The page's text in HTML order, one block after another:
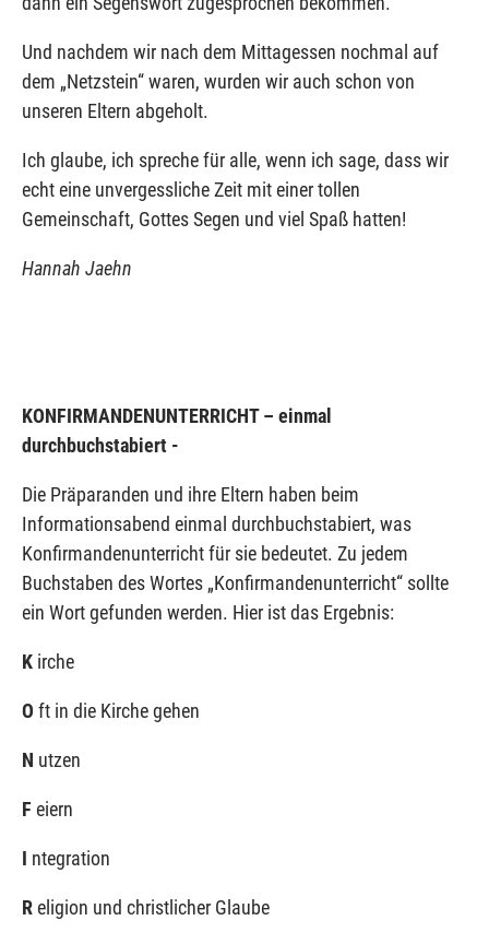
Und nachdem wir nach dem Mittagessen nochmal auf
dem „Netzstein“ waren, wurden wir auch schon von
unseren Eltern abgeholt.
Ich glaube, ich spreche für alle, wenn ich sage, dass wir
echt eine unvergessliche Zeit mit einer tollen
Gemeinschaft, Gottes Segen und viel Spaß hatten!
Hannah Jaehn
KONFIRMANDENUNTERRICHT – einmal
durchbuchstabiert -
Die Präparanden und ihre Eltern haben beim
Informationsabend einmal durchbuchstabiert, was
Konfirmandenunterricht für sie bedeutet. Zu jedem
Buchstaben des Wortes „Konfirmandenunterricht“ sollte
ein Wort gefunden werden. Hier ist das Ergebnis:
K irche
O ft in die Kirche gehen
N utzen
Feiern
I ntegration
Religion und christlicher Glaube